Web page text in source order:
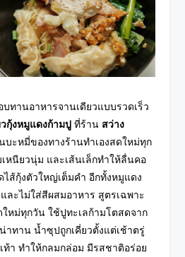
าหารจานเดียวแบบรวดเร็ว
วกุ้งหมูแดงก้ามปูที่ร้าน สว่าง
บะหมี่ของทางร้านทำเองสดใหม่ทุก
หนียวนุ่ม และเส้นเล็กทำให้ลื่นคอ
ไส้กุ้งตัวใหญ่เต็มคำ อีกทั้งหมูแดง
ละไม่ใส่สีผสมอาหาร สูตรเฉพาะ
ใหม่ทุกวัน ใช้ปูทะเลก้ามโตสดจาก
าทาน น้ำซุปถูกเคี่ยวตั้งแต่เช้าตรู่
ท้า ทำให้กลมกล่อม มีรสชาติอร่อย